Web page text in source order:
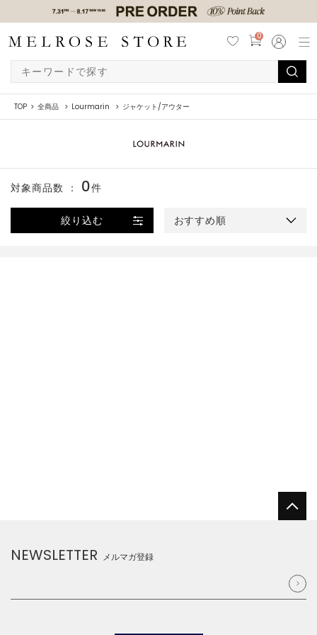
0
TOP 全商品 Lourmarin ジャケット/アウター
絞り込む おすすめ順
対象商品数 ： 0件
NEWSLETTER メルマガ登録